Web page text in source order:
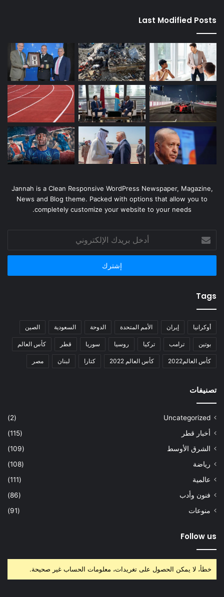
Last Modified Posts
Jannah is a Clean Responsive WordPress Newspaper, Magazine,
News and Blog theme. Packed with options that allow you to
completely customize your website to your needs.
بريدك
الإلكتروني
Tags
أوكرانيا إيران الأمم المتحدة الدوحة السعودية الصين
بوتين ترامب تركيا روسيا سوريا قطر كأس العالم
كأس العالم2022 كأس العالم 2022 كتارا لبنان مصر
تصنيفات
Uncategorized
(2)
أخبار قطر
(115)
الشرق الأوسط
(109)
رياضة
(108)
عالمية
(111)
فنون وأدب
(86)
منوعات
(91)
Follow us
خطأ، لا يمكن الحصول على تغريدات، معلومات الحساب غير صحيحة.